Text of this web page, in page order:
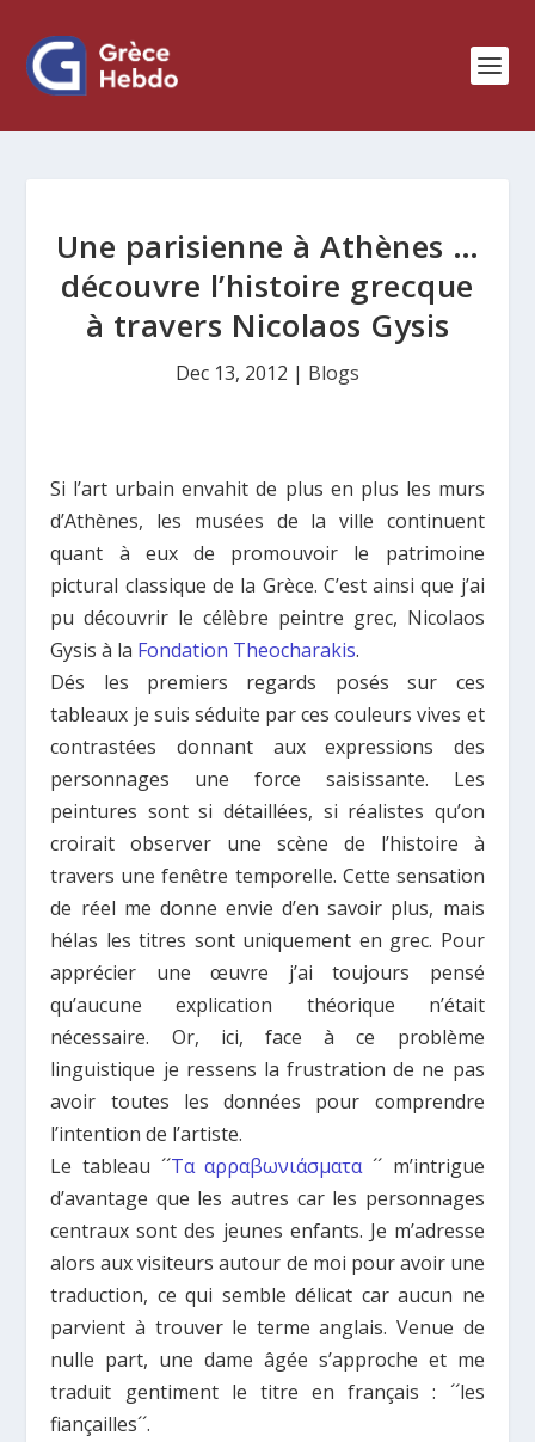
Une parisienne à Athènes …
découvre l’histoire grecque
à travers Nicolaos Gysis
Dec 13, 2012 | Blogs
Si l’art urbain envahit de plus en plus les murs
d’Athènes, les musées de la ville continuent
quant à eux de promouvoir le patrimoine
pictural classique de la Grèce. C’est ainsi que j’ai
pu découvrir le célèbre peintre grec, Nicolaos
Gysis à la Fondation Theocharakis.
Dés les premiers regards posés sur ces
tableaux je suis séduite par ces couleurs vives et
contrastées donnant aux expressions des
personnages une force saisissante. Les
peintures sont si détaillées, si réalistes qu’on
croirait observer une scène de l’histoire à
travers une fenêtre temporelle. Cette sensation
de réel me donne envie d’en savoir plus, mais
hélas les titres sont uniquement en grec. Pour
apprécier une œuvre j’ai toujours pensé
qu’aucune explication théorique n’était
nécessaire. Or, ici, face à ce problème
linguistique je ressens la frustration de ne pas
avoir toutes les données pour comprendre
l’intention de l’artiste.
Le tableau ´´Τα αρραβωνιάσματα´´ m’intrigue
d’avantage que les autres car les personnages
centraux sont des jeunes enfants. Je m’adresse
alors aux visiteurs autour de moi pour avoir une
traduction, ce qui semble délicat car aucun ne
parvient à trouver le terme anglais. Venue de
nulle part, une dame âgée s’approche et me
traduit gentiment le titre en français : ´´les
fiançailles´´.